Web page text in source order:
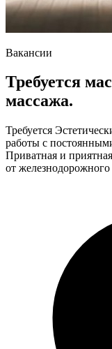
Вакансии
Требуется
массажа.
Требуется
работы с
Приватная и
от